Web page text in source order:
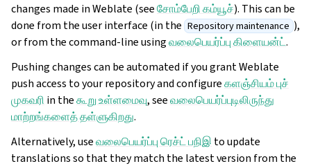
changes made in Weblate (seeசோம்பேறி கம்யூச்). This can be
done from the user interface (in the Repository maintenance ),
or from the command-line usingவலைபெயர்ப்பு கிளையன்ட்.
Pushing changes can be automated if you grant Weblate
push access to your repository and configureகளஞ்சியம் புச்
முகவரி in theகூறு உள்ளமைவு, seeவலைபெயர்ப்புடிலிருந்து
மாற்றங்களைத் தள்ளுகிறது.
Alternatively, useவலைபெயர்ப்பு ரெச்ட் பநிஇ to update
translations so that they match the latest version from the